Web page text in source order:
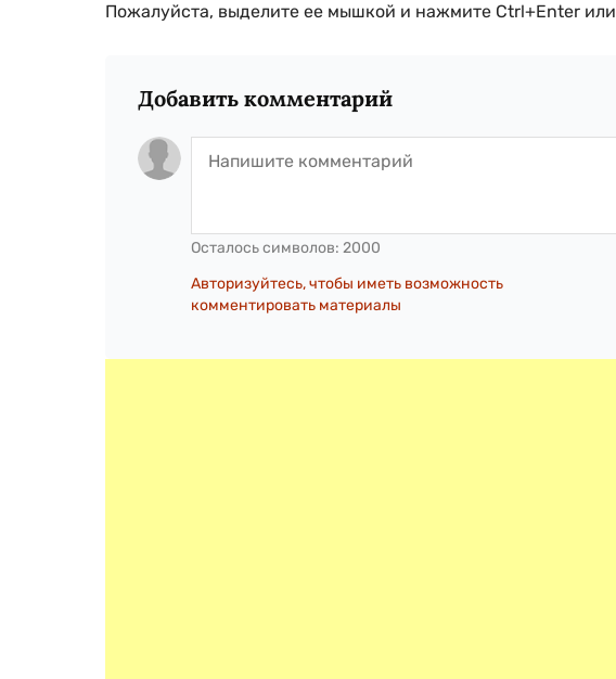
Пожалуйста, выделите ее мышкой и нажмите Ctrl+Enter или
Добавить комментарий
Осталось символов: 2000
Авторизуйтесь, чтобы иметь возможность
комментировать материалы